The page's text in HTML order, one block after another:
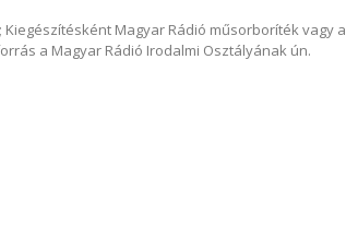
Kiegészítésként Magyar Rádió műsorboríték vagy a
a Magyar Rádió Irodalmi Osztályának ún.